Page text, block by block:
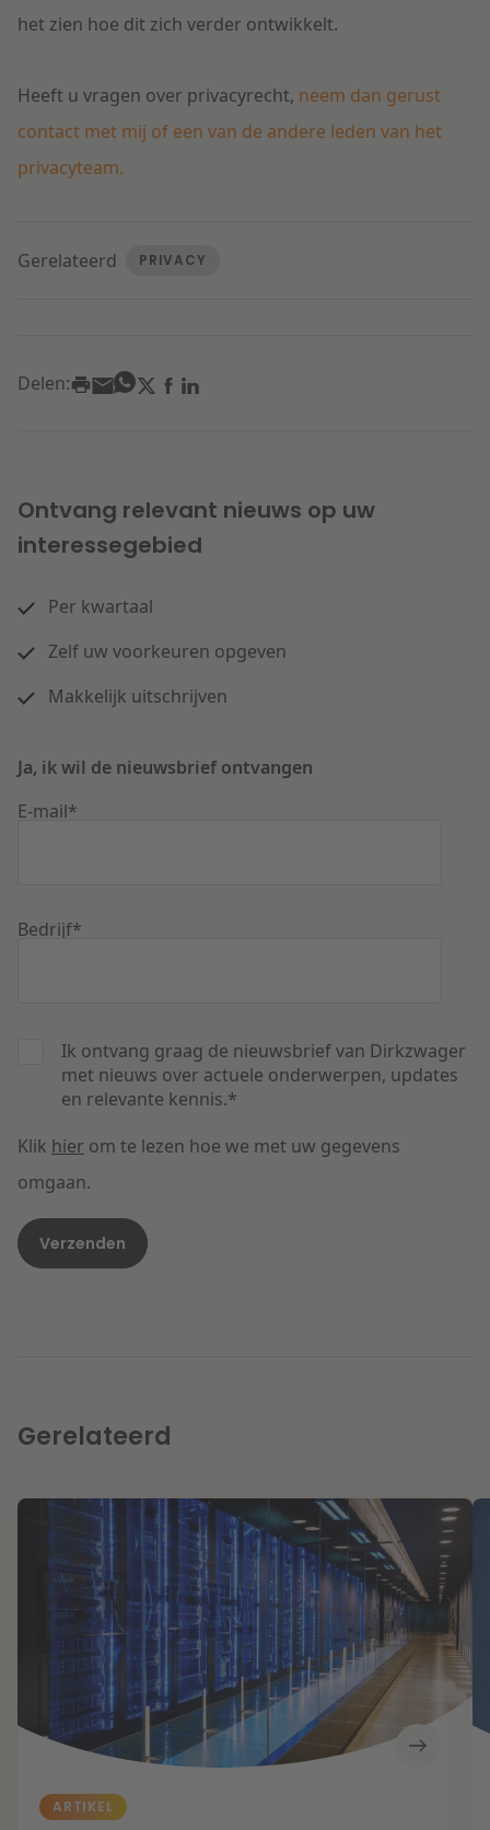
het zien hoe dit zich verder ontwikkelt.
Heeft u vragen over privacyrecht, neem dan gerust
contact met mij of een van de andere leden van het
privacyteam.
Gerelateerd PRIVACY
Delen:
Ontvang relevant nieuws op uw
interessegebied
Per kwartaal
Zelf uw voorkeuren opgeven
Makkelijk uitschrijven
Ja, ik wil de nieuwsbrief ontvangen
E-mail*
Bedrijf*
Ik ontvang graag de nieuwsbrief van Dirkzwager
met nieuws over actuele onderwerpen, updates
en relevante kennis.*
Klik hier om te lezen hoe we met uw gegevens
omgaan.
Gerelateerd
ARTIKEL